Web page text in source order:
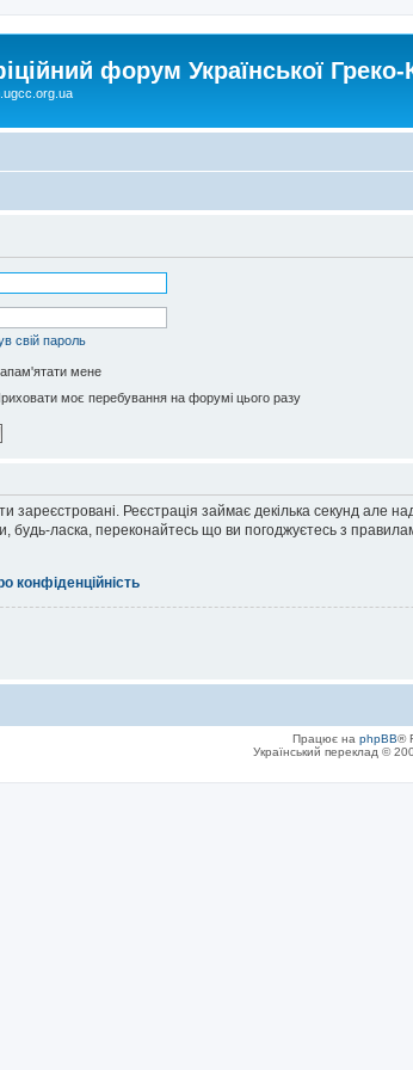
форум Української
свій пароль
мене
моє перебування на форумі цього разу
зареєстровані. Реєстрація займає декілька секунд але
будь-ласка, переконайтесь що ви погоджуєтесь з
конфіденційність
Працює на phpBB®
Український переклад ©